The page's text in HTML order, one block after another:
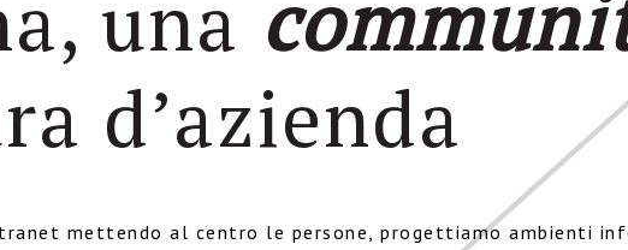
una
d’azienda
mettendo al centro le persone, progettiamo ambienti